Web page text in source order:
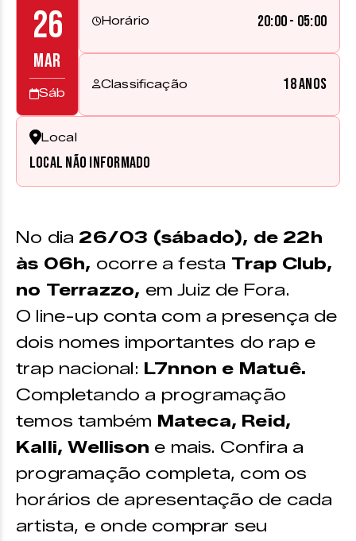
26
MAR
Sáb
Horário 20:00 - 05:00
Classificação 18 anos
Local
Local não informado
No dia 26/03 (sábado), de 22h
às 06h, ocorre a festa Trap Club,
no Terrazzo, em Juiz de Fora.
O line-up conta com a presença de
dois nomes importantes do rap e
trap nacional: L7nnon e Matuê.
Completando a programação
temos também Mateca, Reid,
Kalli, Wellison e mais. Confira a
programação completa, com os
horários de apresentação de cada
artista, e onde comprar seu